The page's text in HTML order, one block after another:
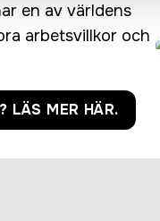
en av världens
arbetsvillkor och
LÄS MER HÄR.